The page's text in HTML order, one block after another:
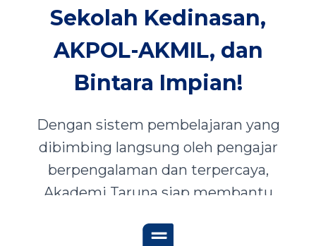
Sekolah Kedinasan,
AKPOL-AKMIL, dan
Bintara Impian!
Dengan sistem pembelajaran yang
dibimbing langsung oleh pengajar
berpengalaman dan terpercaya,
Akademi Taruna siap membantu
mewujudkan impian menjadi Taruna,